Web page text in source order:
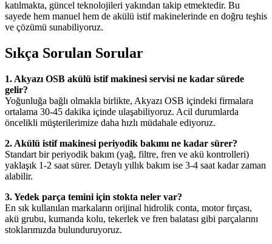
katılmakta, güncel teknolojileri yakından takip etmektedir. Bu
sayede hem manuel hem de akülü istif makinelerinde en doğru teşhis
ve çözümü sunabiliyoruz.
Sıkça Sorulan Sorular
1. Akyazı OSB akülü istif makinesi servisi ne kadar sürede
gelir?
Yoğunluğa bağlı olmakla birlikte, Akyazı OSB içindeki firmalara
ortalama 30-45 dakika içinde ulaşabiliyoruz. Acil durumlarda
öncelikli müşterilerimize daha hızlı müdahale ediyoruz.
2. Akülü istif makinesi periyodik bakımı ne kadar sürer?
Standart bir periyodik bakım (yağ, filtre, fren ve akü kontrolleri)
yaklaşık 1-2 saat sürer. Detaylı yıllık bakım ise 3-4 saat kadar zaman
alabilir.
3. Yedek parça temini için stokta neler var?
En sık kullanılan markaların orijinal hidrolik conta, motor fırçası,
akü grubu, kumanda kolu, tekerlek ve fren balatası gibi parçalarını
stoklarımızda bulunduruyoruz.